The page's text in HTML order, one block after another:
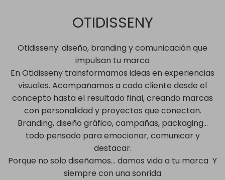
OTIDISSENY
Otidisseny: diseño, branding y comunicación que
impulsan tu marca
En Otidisseny transformamos ideas en experiencias
visuales. Acompañamos a cada cliente desde el
concepto hasta el resultado final, creando marcas
con personalidad y proyectos que conectan.
Branding, diseño gráfico, campañas, packaging…
todo pensado para emocionar, comunicar y
destacar.
Porque no solo diseñamos… damos vida a tu marca Y
siempre con una sonrida